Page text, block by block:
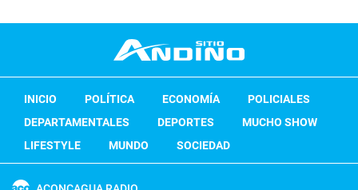
INICIO POLÍTICA ECONOMÍA
POLICIALES
DEPARTAMENTALES
DEPORTES
MUCHO SHOW
LIFESTYLE
MUNDO SOCIEDAD